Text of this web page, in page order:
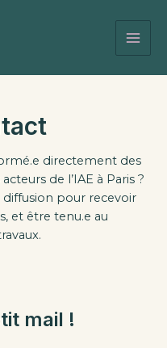
directement des
de l’IAE à Paris ?
pour recevoir
et être tenu.e au
mail !